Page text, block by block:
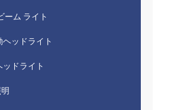
ーム ライト
ヘッドライト
ッドライト